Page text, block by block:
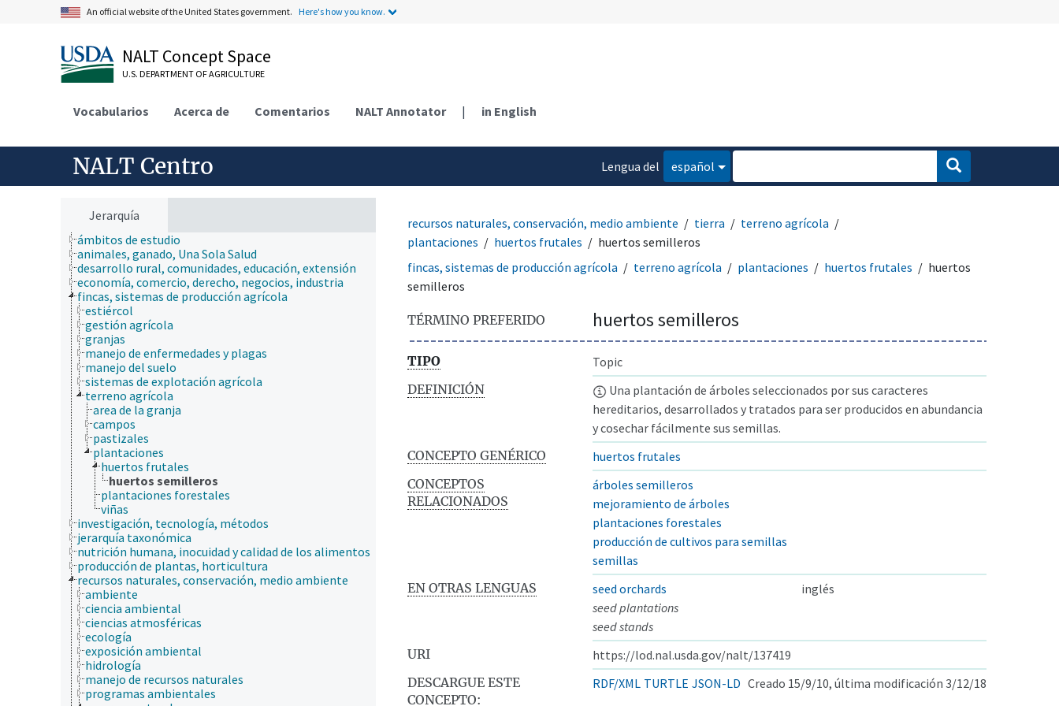
An official website of the United States government. Here's how you know.
NALT Concept Space
U.S. DEPARTMENT OF AGRICULTURE
Vocabularios Acerca de Comentarios NALT Annotator | in English
NALT Centro
Lengua del
español
Jerarquía
ámbitos de estudio
animales, ganado, Una Sola Salud
desarrollo rural, comunidades, educación, extensión
economía, comercio, derecho, negocios, industria
fincas, sistemas de producción agrícola
estiércol
gestión agrícola
granjas
manejo de enfermedades y plagas
manejo del suelo
sistemas de explotación agrícola
terreno agrícola
area de la granja
campos
pastizales
plantaciones
huertos frutales
huertos semilleros
plantaciones forestales
viñas
investigación, tecnología, métodos
jerarquía taxonómica
nutrición humana, inocuidad y calidad de los alimentos
producción de plantas, horticultura
recursos naturales, conservación, medio ambiente
ambiente
ciencia ambiental
ciencias atmosféricas
ecología
exposición ambiental
hidrología
manejo de recursos naturales
programas ambientales
recursos naturales, conservación, medio ambiente tierra
terreno agrícola
plantaciones
huertos frutales
huertos semilleros
fincas, sistemas de producción agrícola
terreno agrícola plantaciones huertos frutales
huertos
semilleros
TÉRMINO PREFERIDO huertos semilleros
TIPO
Topic
DEFINICIÓN
Una plantación de árboles seleccionados por sus caracteres
hereditarios, desarrollados y tratados para ser producidos en abundancia
y cosechar fácilmente sus semillas.
CONCEPTO GENÉRICO
huertos frutales
CONCEPTOS
RELACIONADOS
árboles semilleros
mejoramiento de árboles
plantaciones forestales
producción de cultivos para semillas
semillas
EN OTRAS LENGUAS
seed orchards
inglés
seed plantations
seed stands
URI
https://lod.nal.usda.gov/nalt/137419
DESCARGUE ESTE
CONCEPTO:
RDF/XML TURTLE JSON-LD Creado 15/9/10, última modificación 3/12/18